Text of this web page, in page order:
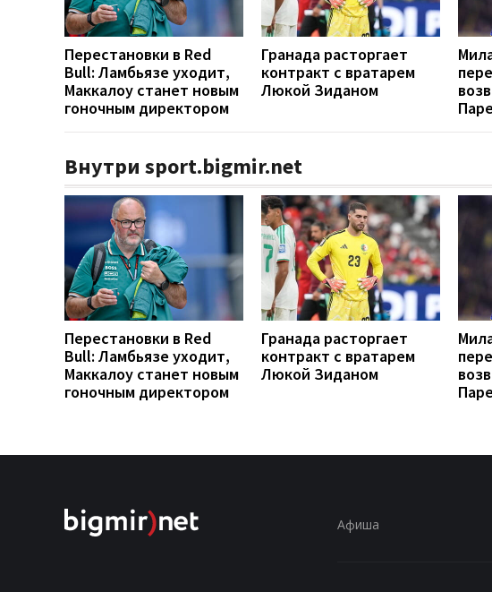
Перестановки в Red
Bull: Ламбьязе уходит,
Маккалоу станет новым
гоночным директором
Гранада расторгает
контракт с вратарем
Люкой Зиданом
Внутри sport.bigmir.net
Перестановки в Red
Bull: Ламбьязе уходит,
Маккалоу станет новым
гоночным директором
Гранада расторгает
контракт с вратарем
Люкой Зиданом
Афиша